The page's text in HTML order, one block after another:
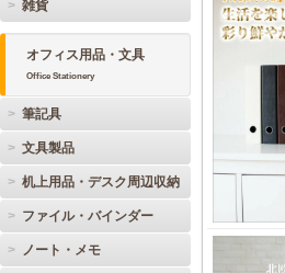
雑貨
オフィス用品・文具
Office Stationery
筆記具
文具製品
机上用品・デスク周辺収納
ファイル・バインダー
ノート・メモ